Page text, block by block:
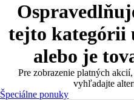
tejto kategórii
alebo je
Pre zobrazenie platných
vyhľadajte
Špeciálne ponuky